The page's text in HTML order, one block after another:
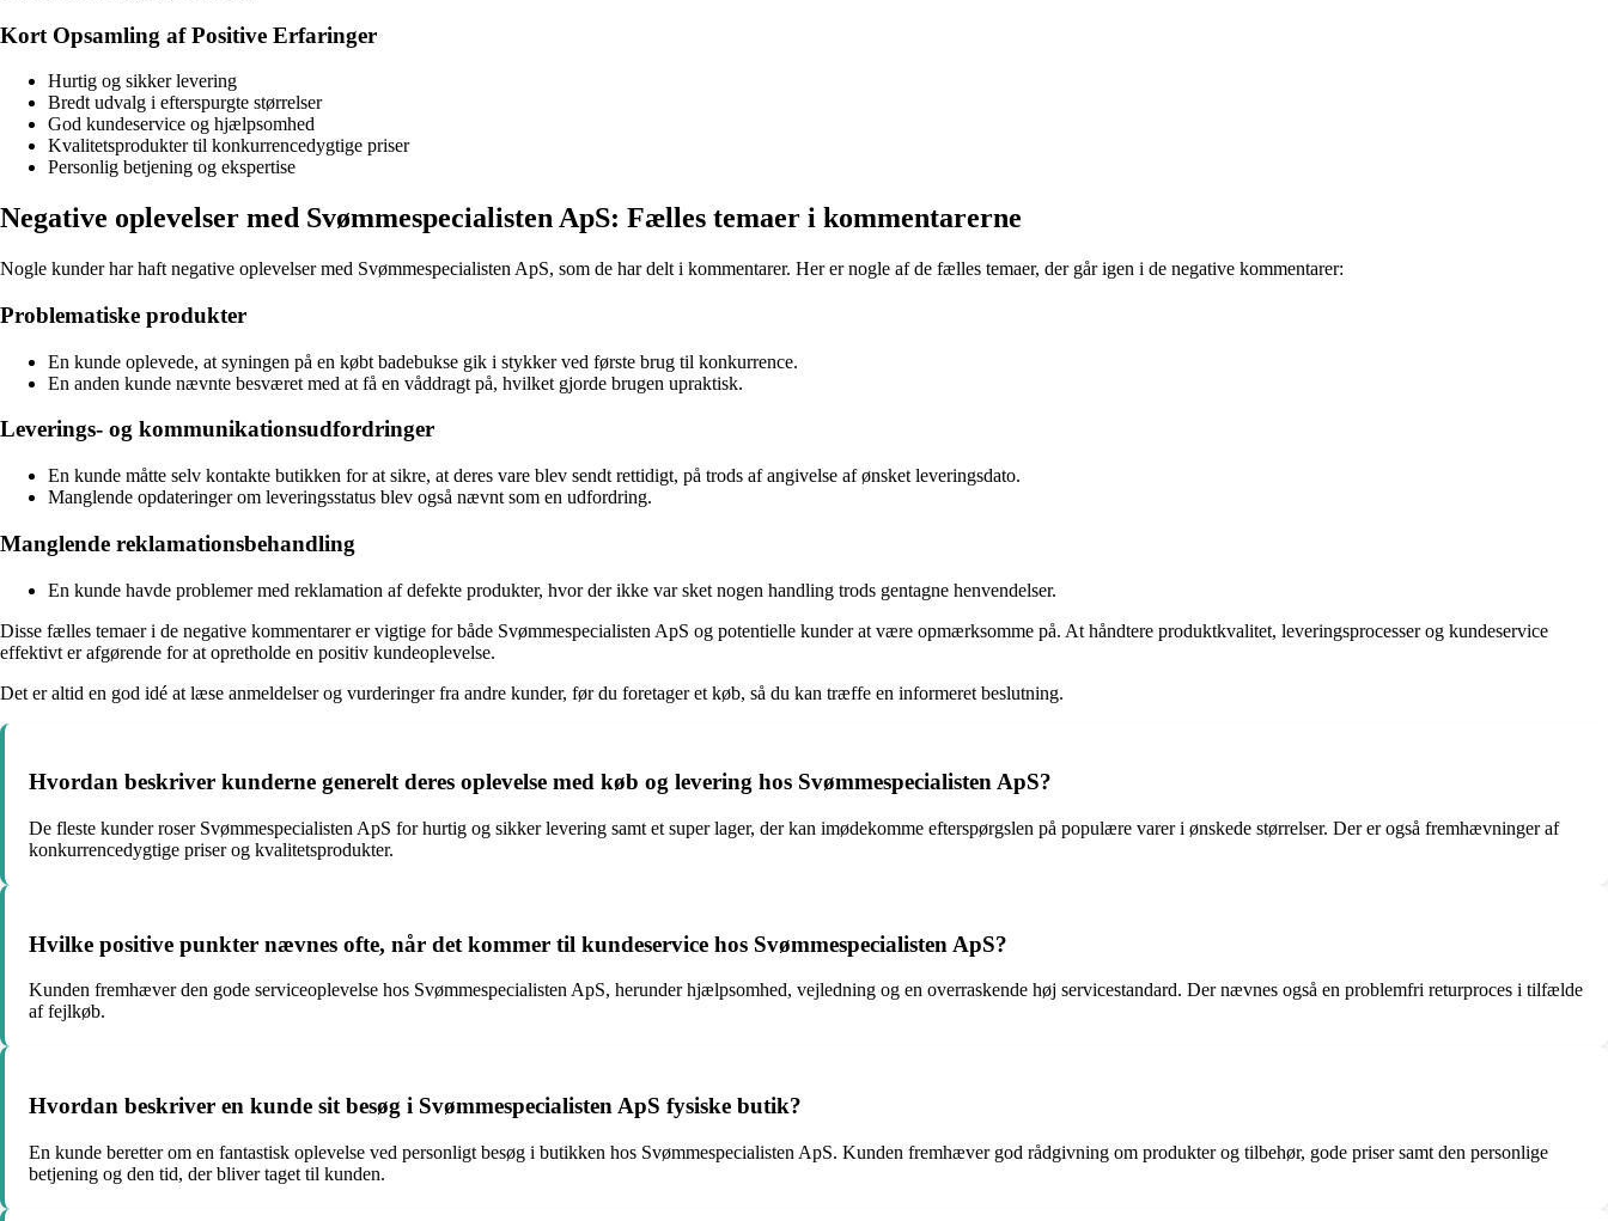
Kort Opsamling af Positive Erfaringer
Hurtig og sikker levering
Bredt udvalg i efterspurgte størrelser
God kundeservice og hjælpsomhed
Kvalitetsprodukter til konkurrencedygtige priser
Personlig betjening og ekspertise
Negative oplevelser med Svømmespecialisten ApS: Fælles temaer i kommentarerne
Nogle kunder har haft negative oplevelser med Svømmespecialisten ApS, som de har delt i kommentarer. Her er nogle af de fælles temaer, der går igen i de negative kommentarer:
Problematiske produkter
En kunde oplevede, at syningen på en købt badebukse gik i stykker ved første brug til konkurrence.
En anden kunde nævnte besværet med at få en våddragt på, hvilket gjorde brugen upraktisk.
Leverings- og kommunikationsudfordringer
En kunde måtte selv kontakte butikken for at sikre, at deres vare blev sendt rettidigt, på trods af angivelse af ønsket leveringsdato.
Manglende opdateringer om leveringsstatus blev også nævnt som en udfordring.
Manglende reklamationsbehandling
En kunde havde problemer med reklamation af defekte produkter, hvor der ikke var sket nogen handling trods gentagne henvendelser.
Disse fælles temaer i de negative kommentarer er vigtige for både Svømmespecialisten ApS og potentielle kunder at være opmærksomme på. At håndtere produktkvalitet, leveringsprocesser og kundeservice
effektivt er afgørende for at opretholde en positiv kundeoplevelse.
Det er altid en god idé at læse anmeldelser og vurderinger fra andre kunder, før du foretager et køb, så du kan træffe en informeret beslutning.
Hvordan beskriver kunderne generelt deres oplevelse med køb og levering hos Svømmespecialisten ApS?
De fleste kunder roser Svømmespecialisten ApS for hurtig og sikker levering samt et super lager, der kan imødekomme efterspørgslen på populære varer i ønskede størrelser. Der er også fremhævninger af
konkurrencedygtige priser og kvalitetsprodukter.
Hvilke positive punkter nævnes ofte, når det kommer til kundeservice hos Svømmespecialisten ApS?
Kunden fremhæver den gode serviceoplevelse hos Svømmespecialisten ApS, herunder hjælpsomhed, vejledning og en overraskende høj servicestandard. Der nævnes også en problemfri returproces i tilfælde
af fejlkøb.
Hvordan beskriver en kunde sit besøg i Svømmespecialisten ApS fysiske butik?
En kunde beretter om en fantastisk oplevelse ved personligt besøg i butikken hos Svømmespecialisten ApS. Kunden fremhæver god rådgivning om produkter og tilbehør, gode priser samt den personlige
betjening og den tid, der bliver taget til kunden.